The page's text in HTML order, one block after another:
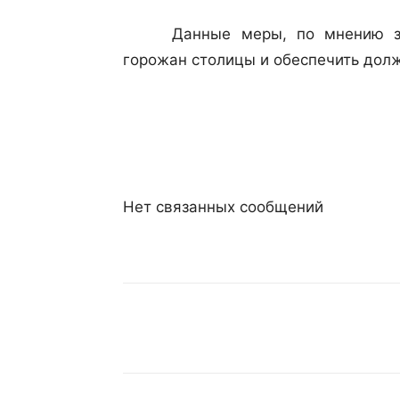
Данные меры, по мнению
горожан столицы и обеспечить
Нет связанных сообщений